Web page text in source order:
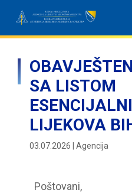
SA LISTOM
LIJEKOVA
03.07.2026 | Agencija
Poštovani,